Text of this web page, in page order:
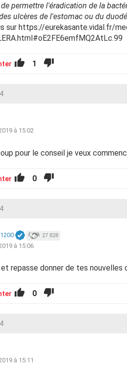
permettre l'éradication de la
ulcères de l'estomac ou du
sur https://eurekasante.vidal.fr/
1
à 15:02
pour le conseil je veux
0
27 828
à 15:06
et repasse donner de tes nouvelles
0
à 15:11